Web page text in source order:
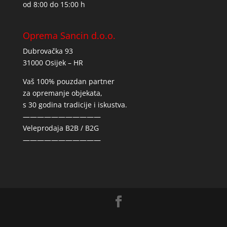
od 8:00 do 15:00 h
Oprema Sancin d.o.o.
Dubrovačka 93
31000 Osijek – HR
Vaš 100% pouzdan partner
za opremanje objekata,
s 30 godina tradicije i iskustva.
———————————
Veleprodaja B2B / B2G
———————————